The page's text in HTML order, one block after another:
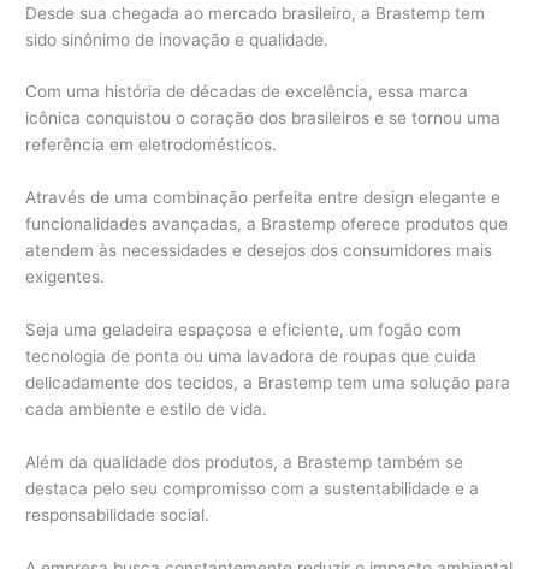
Desde sua chegada ao mercado brasileiro, a Brastemp tem
sido sinônimo de inovação e qualidade.
Com uma história de décadas de excelência, essa marca
icônica conquistou o coração dos brasileiros e se tornou uma
referência em eletrodomésticos.
Através de uma combinação perfeita entre design elegante e
funcionalidades avançadas, a Brastemp oferece produtos que
atendem às necessidades e desejos dos consumidores mais
exigentes.
Seja uma geladeira espaçosa e eficiente, um fogão com
tecnologia de ponta ou uma lavadora de roupas que cuida
delicadamente dos tecidos, a Brastemp tem uma solução para
cada ambiente e estilo de vida.
Além da qualidade dos produtos, a Brastemp também se
destaca pelo seu compromisso com a sustentabilidade e a
responsabilidade social.